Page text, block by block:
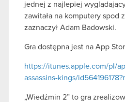
jednej z najlepiej
zawitała na komputery spod
zaznaczył Adam Badowski.
Gra dostępna jest na App
https://itunes.apple.com/pl/
assassins-kings/
„Wiedźmin 2” to gra